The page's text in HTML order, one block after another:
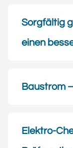
Sorgfältig
einen
Baustrom
Elektro-